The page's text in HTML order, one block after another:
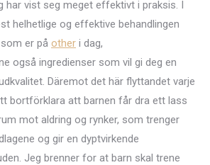
har vist seg meget effektivt i praksis. I
helhetlige og effektive behandlingen
er på other i dag,
også ingredienser som vil gi deg en
Däremot det här flyttandet varje
bortförklara att barnen får dra ett lass
mot aldring og rynker, som trenger
og gir en dyptvirkende
Jeg brenner for at barn skal trene